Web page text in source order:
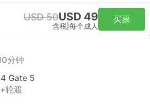
USD 50USD 49
含税 每个成人
买票
分钟
Gate 5
轮渡